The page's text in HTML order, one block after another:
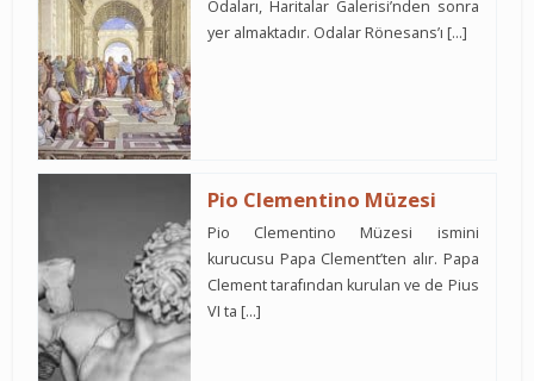
Odaları, Haritalar Galerisi’nden sonra
yer almaktadır. Odalar Rönesans’ı […]
Pio Clementino Müzesi
Pio Clementino Müzesi ismini
kurucusu Papa Clement’ten alır. Papa
Clement tarafından kurulan ve de Pius
VI ta […]